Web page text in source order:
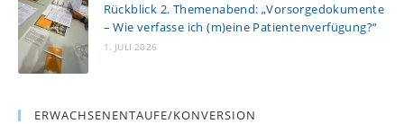
Rückblick 2. Themenabend: „Vorsorgedokumente
– Wie verfasse ich (m)eine Patientenverfügung?“
1. JULI 2026
ERWACHSENENTAUFE/KONVERSION